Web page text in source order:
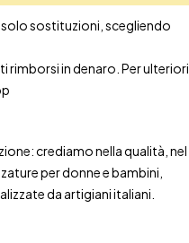
sostituzioni, scegliendo
rimborsi in denaro. Per ulteriori
crediamo nella qualità, nel
per donne e bambini,
da artigiani italiani.